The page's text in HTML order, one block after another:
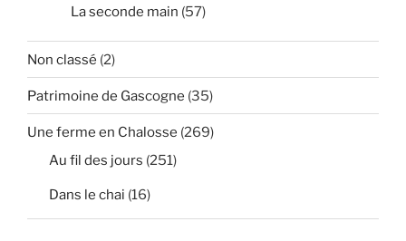
La seconde main (57)
Non classé (2)
Patrimoine de Gascogne (35)
Une ferme en Chalosse (269)
Au fil des jours (251)
Dans le chai (16)